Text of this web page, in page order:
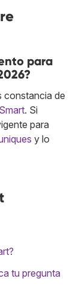
para
constancia de
. Si
para
y lo
tu pregunta